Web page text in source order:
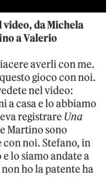
video, da Michela
a Valerio
averli con me.
gioco con noi.
nel video:
a casa e lo abbiamo
registrare Una
Martino sono
con noi. Stefano, in
lo siamo andate a
ho la patente ha